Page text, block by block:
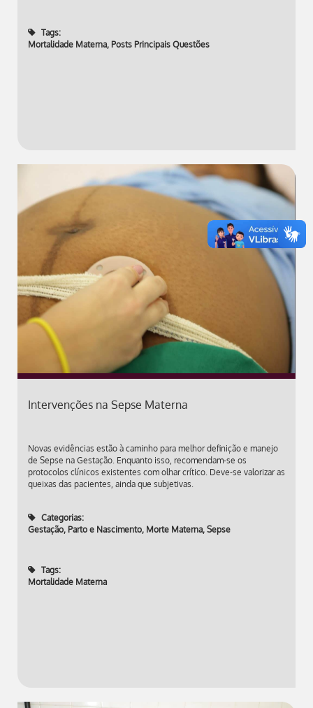
Tags:
Mortalidade Materna, Posts Principais Questões
Intervenções na Sepse Materna
Novas evidências estão à caminho para melhor definição e manejo
de Sepse na Gestação. Enquanto isso, recomendam-se os
protocolos clínicos existentes com olhar crítico. Deve-se valorizar as
queixas das pacientes, ainda que subjetivas.
Categorias:
Gestação, Parto e Nascimento, Morte Materna, Sepse
Tags:
Mortalidade Materna